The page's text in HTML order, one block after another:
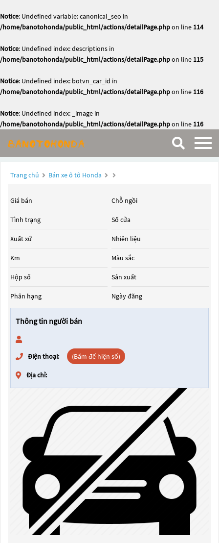
Notice: Undefined variable: canonical_seo in
/home/banotohonda/public_html/actions/detailPage.phpon line 114
Notice: Undefined index: descriptions in
/home/banotohonda/public_html/actions/detailPage.phpon line 115
Notice: Undefined index: botvn_car_id in
/home/banotohonda/public_html/actions/detailPage.phpon line 116
Notice: Undefined index: _image in
/home/banotohonda/public_html/actions/detailPage.phpon line 116
Trang chủ Bán xe ô tô Honda
Giá bán
Tình trạng
Xuất xứ
Km
Hộp số
Phân hạng
Chỗ ngồi
Số cửa
Nhiên liệu
Màu sắc
Sản xuất
Ngày đăng
Thông tin người bán
Điện thoại: (Bấm để hiện số)
Địa chỉ: